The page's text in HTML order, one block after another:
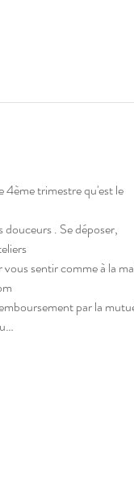
4ème trimestre qu'est le
. Se déposer,
sentir comme à la
par la